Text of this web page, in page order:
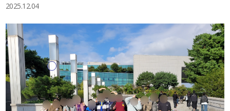
2025.12.04